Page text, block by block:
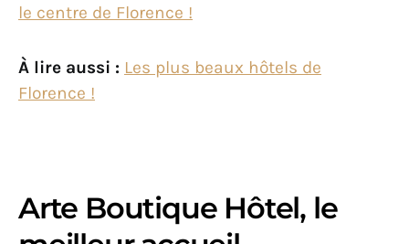
le centre de Florence !
À lire aussi : Les plus beaux hôtels de
Florence !
Arte Boutique Hôtel, le